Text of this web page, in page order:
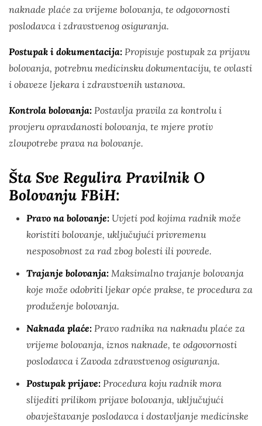
naknade plaće za vrijeme bolovanja, te odgovornosti
poslodavca i zdravstvenog osiguranja.
Postupak i dokumentacija: Propisuje postupak za prijavu
bolovanja, potrebnu medicinsku dokumentaciju, te ovlasti
i obaveze ljekara i zdravstvenih ustanova.
Kontrola bolovanja: Postavlja pravila za kontrolu i
provjeru opravdanosti bolovanja, te mjere protiv
zloupotrebe prava na bolovanje.
Šta Sve Regulira Pravilnik O
Bolovanju FBiH:
Pravo na bolovanje: Uvjeti pod kojima radnik može
koristiti bolovanje, uključujući privremenu
nesposobnost za rad zbog bolesti ili povrede.
Trajanje bolovanja: Maksimalno trajanje bolovanja
koje može odobriti ljekar opće prakse, te procedura za
produženje bolovanja.
Naknada plaće: Pravo radnika na naknadu plaće za
vrijeme bolovanja, iznos naknade, te odgovornosti
poslodavca i Zavoda zdravstvenog osiguranja.
Postupak prijave: Procedura koju radnik mora
slijediti prilikom prijave bolovanja, uključujući
obavještavanje poslodavca i dostavljanje medicinske